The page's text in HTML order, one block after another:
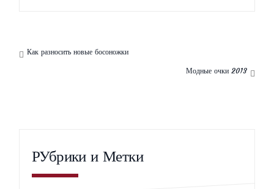
Как разносить новые босоножки
Модные очки 2013
РУбрики и Метки